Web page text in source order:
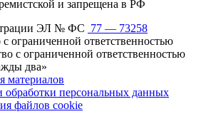
и запрещена в РФ
ЭЛ № ФС 77 — 73258
ограниченной ответственностью
с ограниченной ответственностью
два»
материалов
персональных данных
файлов cookie